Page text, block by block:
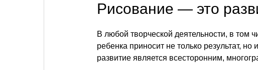
Рисование — это
В любой творческой деятельности, в том
ребенка приносит не только результат,
развитие является всесторонним,